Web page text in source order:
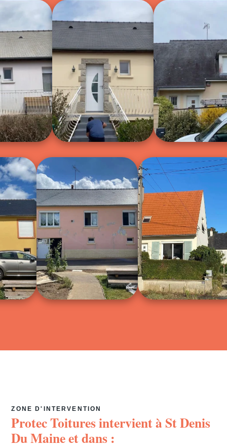
ZONE D'INTERVENTION
Protec Toitures intervient àSt Denis
Du Maineet dans :